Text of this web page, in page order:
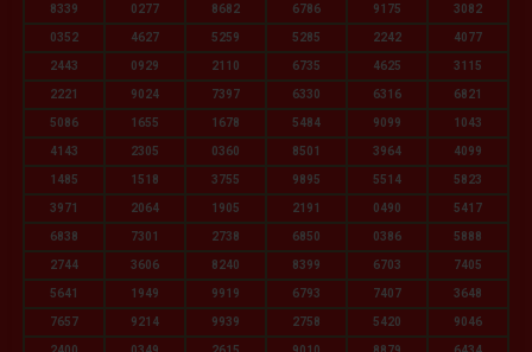
8339 0277 8682 6786 9175 3082
0352 4627 5259 5285 2242 4077
2443 0929 2110 6735 4625 3115
2221 9024 7397 6330 6316 6821
5086 1655 1678 5484 9099 1043
4143 2305 0360 8501 3964 4099
1485 1518 3755 9895 5514 5823
3971 2064 1905 2191 0490 5417
6838 7301 2738 6850 0386 5888
2744 3606 8240 8399 6703 7405
5641 1949 9919 6793 7407 3648
7657 9214 9939 2758 5420 9046